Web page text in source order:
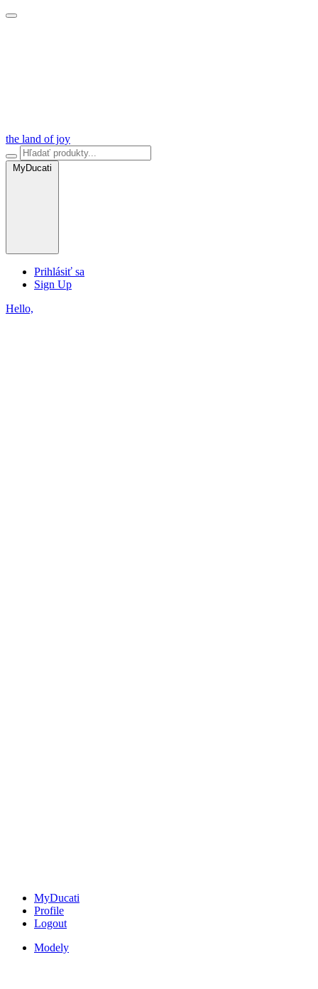
the land of joy
MyDucati
Prihlásiť sa
Sign Up
Hello,
MyDucati
Profile
Logout
Modely